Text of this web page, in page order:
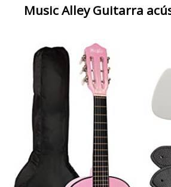
Music Alley Guitarra